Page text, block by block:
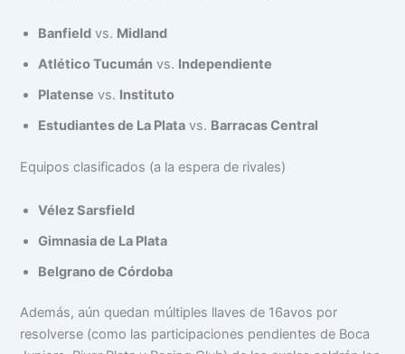
Banfield vs. Midland
Atlético Tucumán vs. Independiente
Platense vs. Instituto
Estudiantes de La Plata vs. Barracas Central
Equipos clasificados (a la espera de rivales)
Vélez Sarsfield
Gimnasia de La Plata
Belgrano de Córdoba
Además, aún quedan múltiples llaves de 16avos por
resolverse (como las participaciones pendientes de Boca